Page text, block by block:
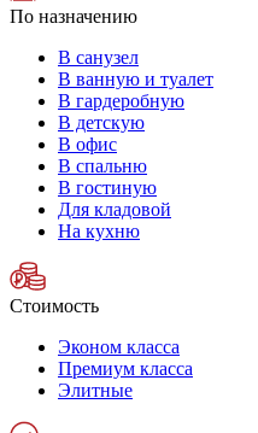
По назначению
В санузел
В ванную и туалет
В гардеробную
В детскую
В офис
В спальню
В гостиную
Для кладовой
На кухню
Стоимость
Эконом класса
Премиум класса
Элитные